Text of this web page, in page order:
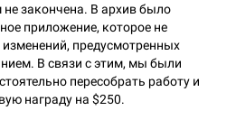
закончена. В архив было
приложение, которое не
предусмотренных
В связи с этим, мы были
пересобрать работу и
награду на $250.